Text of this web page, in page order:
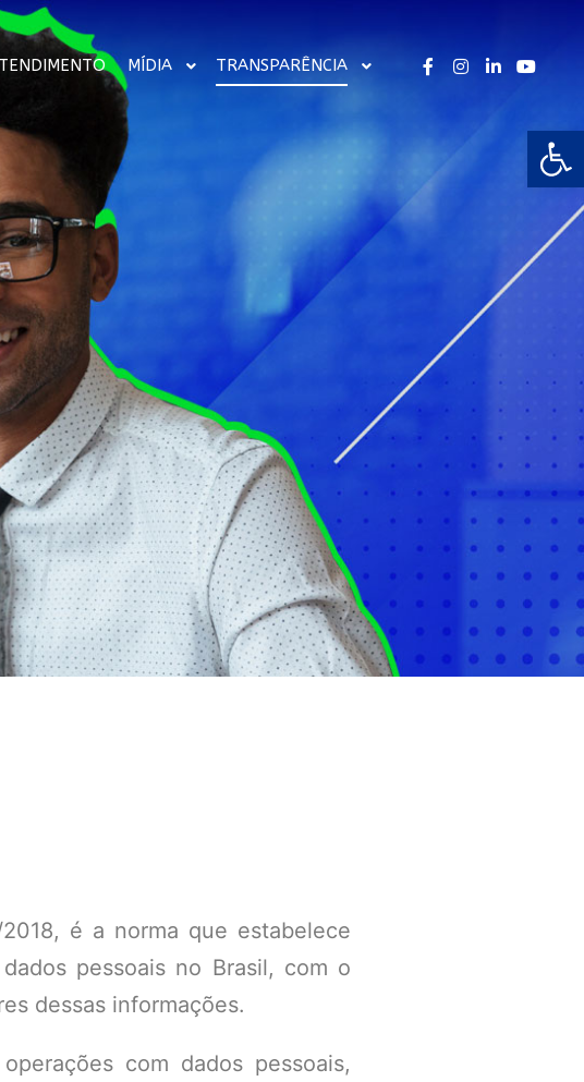
Abrir
MÍDIA TRANSPARÊNCIA
é a norma que estabelece
pessoais no Brasil, com o
dessas informações.
com dados pessoais,